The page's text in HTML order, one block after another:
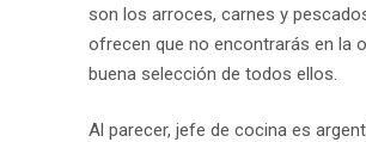
son los arroces, carnes y
ofrecen que no encontrarás en la
buena selección de todos ellos.
Al parecer, jefe de cocina es